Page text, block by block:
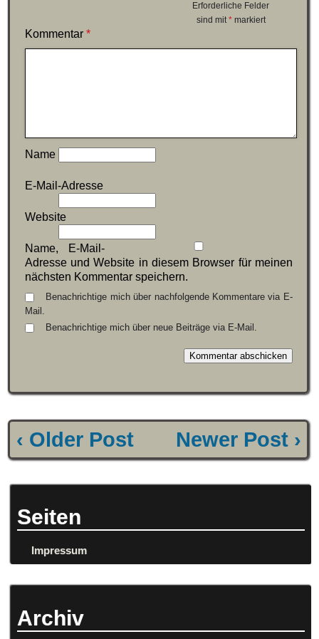
Erforderliche Felder
sind mit*markiert
Kommentar *
Name
E-Mail-Adresse
Website
Name, E-Mail-
Adresse und Website in diesem Browser für meinen
nächsten Kommentar speichern.
Benachrichtige mich über nachfolgende Kommentare via E-
Mail.
Benachrichtige mich über neue Beiträge via E-Mail.
‹ Older Post Newer Post ›
Seiten
Impressum
Archiv